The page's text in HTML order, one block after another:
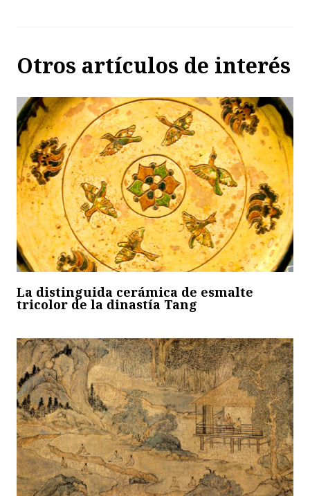
Otros artículos de interés
La distinguida cerámica de esmalte
tricolor de la dinastía Tang